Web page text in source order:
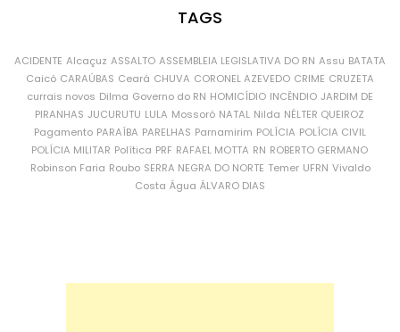
TAGS
ACIDENTE Alcaçuz ASSALTO ASSEMBLEIA LEGISLATIVA DO RN Assu BATATA
Caicó CARAÚBAS Ceará CHUVA CORONEL AZEVEDO CRIME CRUZETA
currais novos Dilma Governo do RN HOMICÍDIO INCÊNDIO JARDIM DE
PIRANHAS JUCURUTU LULA Mossoró NATAL Nilda NÉLTER QUEIROZ
Pagamento PARAÍBA PARELHAS Parnamirim POLÍCIA POLÍCIA CIVIL
POLÍCIA MILITAR Política PRF RAFAEL MOTTA RN ROBERTO GERMANO
Robinson Faria Roubo SERRA NEGRA DO NORTE Temer UFRN Vivaldo
Costa Água ÁLVARO DIAS